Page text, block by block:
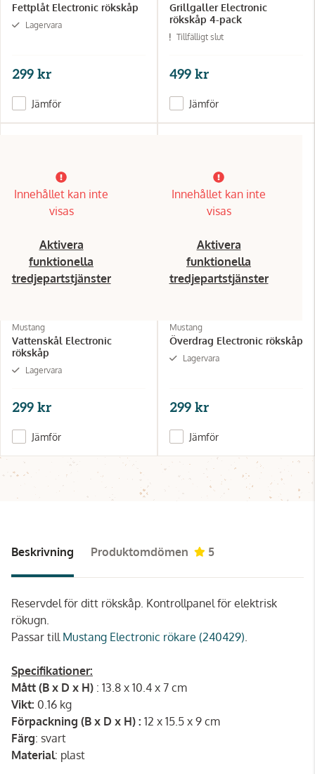
Fettplåt Electronic rökskåp
Lagervara
299 kr
Jämför
Grillgaller Electronic
rökskåp 4-pack
Tillfälligt slut
499 kr
Jämför
Innehållet kan inte
visas
Aktivera
funktionella
tredjepartstjänster
Mustang
Vattenskål Electronic
rökskåp
Lagervara
299 kr
Jämför
Innehållet kan inte
visas
Aktivera
funktionella
tredjepartstjänster
Mustang
Överdrag Electronic rökskåp
Lagervara
299 kr
Jämför
Beskrivning Produktomdömen 5
Reservdel för ditt rökskåp. Kontrollpanel för elektrisk
rökugn.
Passar till Mustang Electronic rökare (240429)
Specifikationer:
Mått (B x D x H) : 13.8 x 10.4 x 7 cm
Vikt: 0.16 kg
Förpackning (B x D x H) : 12 x 15.5 x 9 cm
Färg: svart
Material: plast